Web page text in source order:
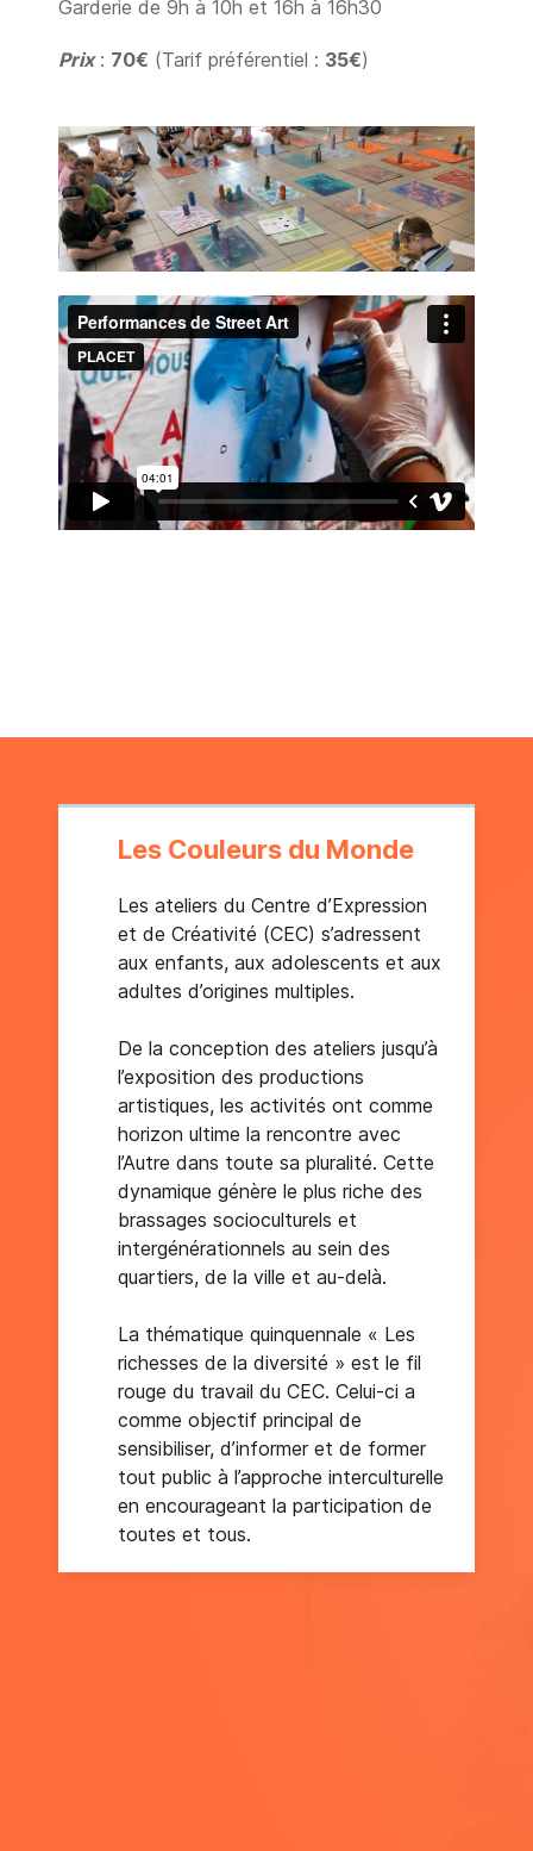
Garderie de 9h à 10h et 16h à 16h30
Prix: 70€ (Tarif préférentiel : 35€)
Les Couleurs du Monde
Les ateliers du Centre d’Expression
et de Créativité (CEC) s’adressent
aux enfants, aux adolescents et aux
adultes d’origines multiples.
De la conception des ateliers jusqu’à
l’exposition des productions
artistiques, les activités ont comme
horizon ultime la rencontre avec
l’Autre dans toute sa pluralité. Cette
dynamique génère le plus riche des
brassages socioculturels et
intergénérationnels au sein des
quartiers, de la ville et au-delà.
La thématique quinquennale « Les
richesses de la diversité » est le fil
rouge du travail du CEC. Celui-ci a
comme objectif principal de
sensibiliser, d’informer et de former
tout public à l’approche interculturelle
en encourageant la participation de
toutes et tous.